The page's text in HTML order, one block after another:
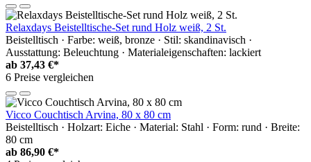
Relaxdays Beistelltische-Set rund Holz weiß, 2 St.
Beistelltisch · Farbe: weiß, bronze · Stil: skandinavisch ·
Ausstattung: Beleuchtung · Materialeigenschaften: lackiert
ab 37,43 €*
6 Preise vergleichen
Vicco Couchtisch Arvina, 80 x 80 cm
Beistelltisch · Holzart: Eiche · Material: Stahl · Form: rund · Breite:
80 cm
ab 86,90 €*